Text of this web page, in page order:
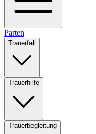
Parten
Trauerfall
Trauerhilfe
Trauerbegleitung